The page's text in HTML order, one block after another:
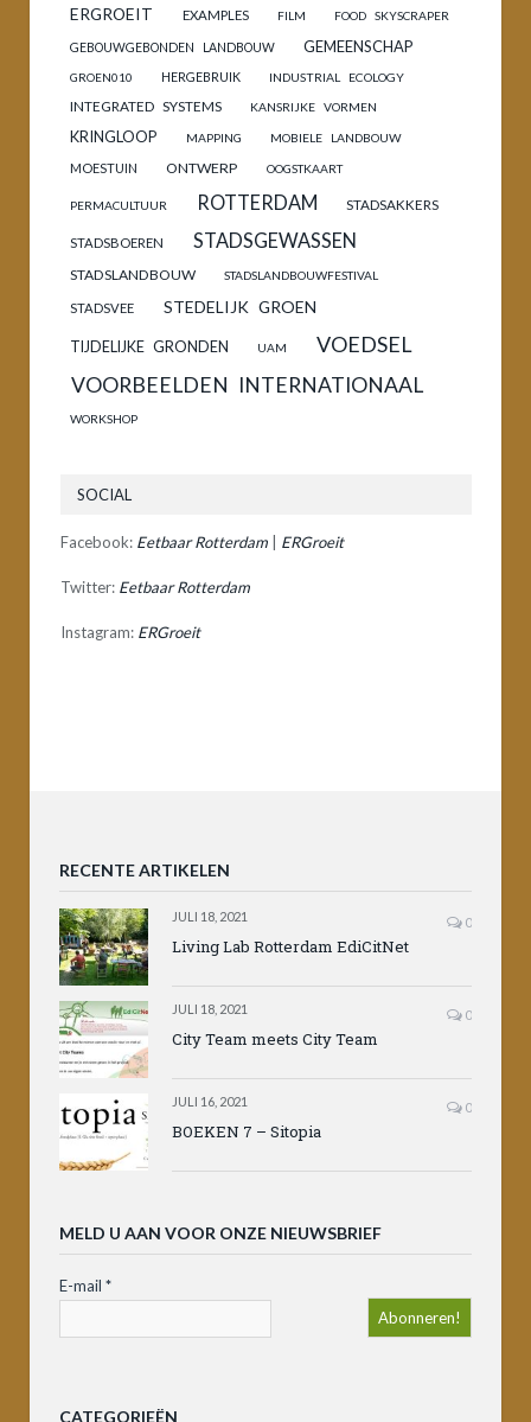
ERGROEIT EXAMPLES FILM FOOD SKYSCRAPER
GEBOUWGEBONDEN LANDBOUW GEMEENSCHAP
GROEN010 HERGEBRUIK INDUSTRIAL ECOLOGY
INTEGRATED SYSTEMS KANSRIJKE VORMEN
KRINGLOOP MAPPING MOBIELE LANDBOUW
MOESTUIN ONTWERP OOGSTKAART
PERMACULTUUR ROTTERDAM STADSAKKERS
STADSBOEREN STADSGEWASSEN
STADSLANDBOUW STADSLANDBOUWFESTIVAL
STADSVEE STEDELIJK GROEN
TIJDELIJKE GRONDEN UAM VOEDSEL
VOORBEELDEN INTERNATIONAAL
WORKSHOP
SOCIAL
Facebook: Eetbaar Rotterdam ERGroeit
Twitter: Eetbaar Rotterdam
Instagram: ERGroeit
RECENTE ARTIKELEN
JULI 18, 2021 0
Living Lab Rotterdam EdiCitNet
JULI 18, 2021 0
City Team meets City Team
JULI 16, 2021 0
BOEKEN 7 – Sitopia
MELD U AAN VOOR ONZE NIEUWSBRIEF
E-mail *
CATEGORIEËN